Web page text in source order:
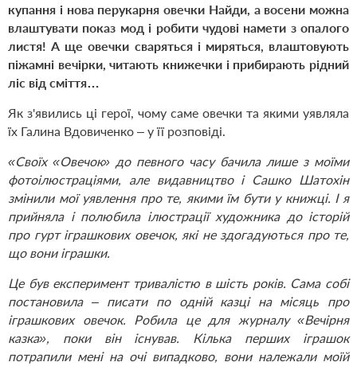
купання і нова перукарня овечки Найди, а восени можна
влаштувати показ мод і робити чудові намети з опалого
листя! А ще овечки сваряться і миряться, влаштовують
піжамні вечірки, читають книжечки і прибирають рідний
ліс від сміття…
Як з'явились ці герої, чому саме овечки та якими уявляла
їх Галина Вдовиченко – у її розповіді.
«Своїх «Овечок» до певного часу бачила лише з моїми
фотоілюстраціями, але видавництво і Сашко Шатохін
змінили мої уявлення про те, якими їм бути у книжці. І я
прийняла і полюбила ілюстрації художника до історій
про гурт іграшкових овечок, які не здогадуються про те,
що вони іграшки.
Це був експеримент тривалістю в шість років. Сама собі
постановила – писати по одній казці на місяць про
іграшкових овечок. Робила це для журналу «Вечірня
казка», поки він існував. Кілька перших іграшок
потрапили мені на очі випадково, вони належали моїй